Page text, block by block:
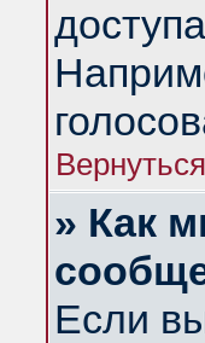
» Как
Если